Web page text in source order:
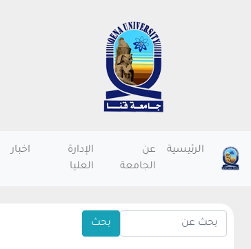
الرئيسية
عن
الجامعة
الإدارة
العليا
اخبار